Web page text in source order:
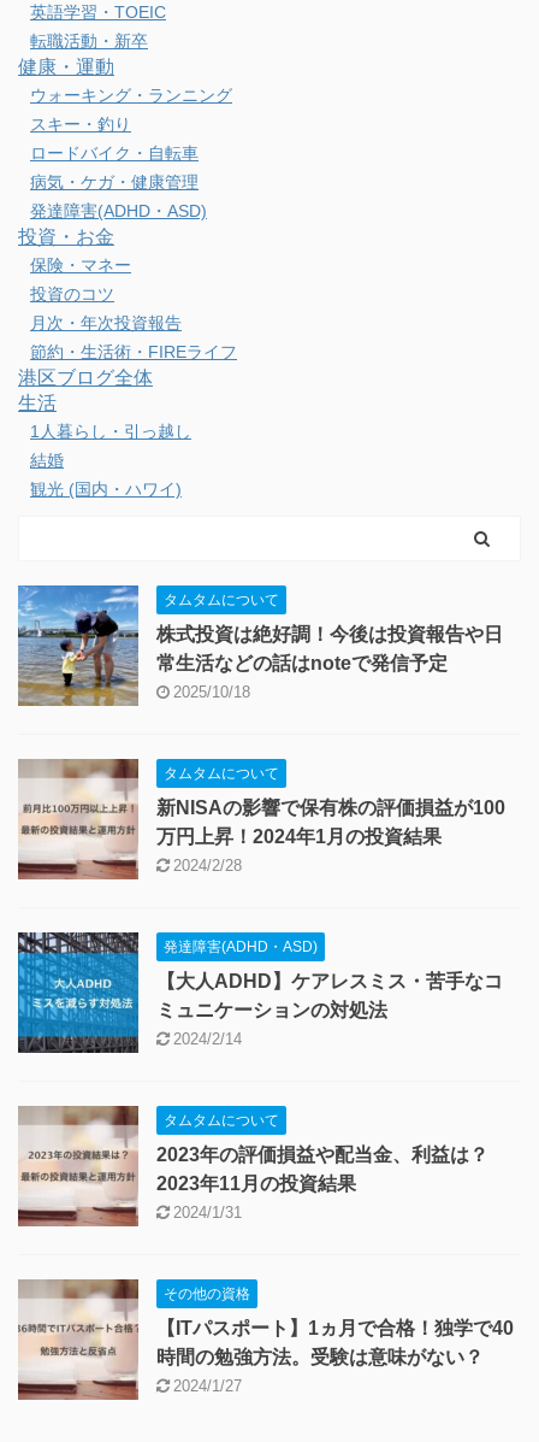
英語学習・TOEIC
転職活動・新卒
健康・運動
ウォーキング・ランニング
スキー・釣り
ロードバイク・自転車
病気・ケガ・健康管理
発達障害(ADHD・ASD)
投資・お金
保険・マネー
投資のコツ
月次・年次投資報告
節約・生活術・FIREライフ
港区ブログ全体
生活
1人暮らし・引っ越し
結婚
観光 (国内・ハワイ)
タムタムについて
株式投資は絶好調！今後は投資報告や日
常生活などの話はnoteで発信予定
2025/10/18
タムタムについて
新NISAの影響で保有株の評価損益が100
万円上昇！2024年1月の投資結果
2024/2/28
発達障害(ADHD・ASD)
【大人ADHD】ケアレスミス・苦手なコ
ミュニケーションの対処法
2024/2/14
タムタムについて
2023年の評価損益や配当金、利益は？
2023年11月の投資結果
2024/1/31
その他の資格
【ITパスポート】1ヵ月で合格！独学で40
時間の勉強方法。受験は意味がない？
2024/1/27